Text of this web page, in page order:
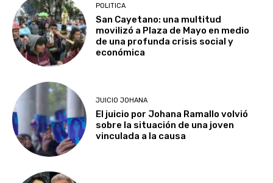
POLITICA
San Cayetano: una multitud
movilizó a Plaza de Mayo en medio
de una profunda crisis social y
económica
JUICIO JOHANA
El juicio por Johana Ramallo volvió
sobre la situación de una joven
vinculada a la causa